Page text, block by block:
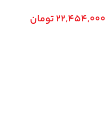
22,454,000تومان